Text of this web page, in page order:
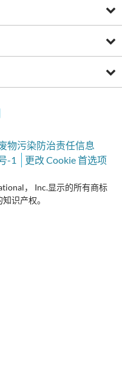
物污染防治责任信息
-1 更改 Cookie 首选项
， Inc.显示的所有商标
识产权。